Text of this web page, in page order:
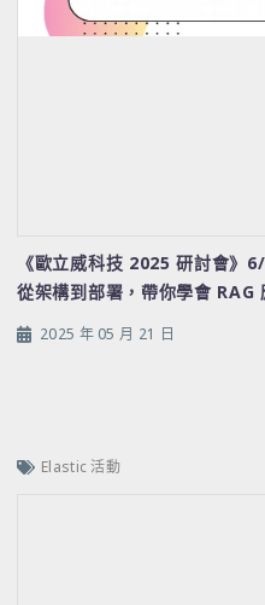
《歐立威科技 2025 研討會
從架構到部署，帶你學會 RAG
2025 年 05 月 21 日
Elastic 活動